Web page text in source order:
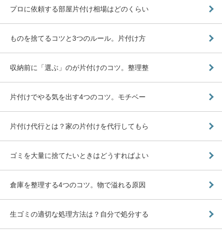
プロに依頼する部屋片付け相場はどのくらい
ものを捨てるコツと3つのルール。片付け方
収納前に「選ぶ」のが片付けのコツ。整理整
片付けでやる気を出す4つのコツ。モチベー
片付け代行とは？家の片付けを代行してもら
ゴミを大量に捨てたいときはどうすればよい
倉庫を整理する4つのコツ。物で溢れる原因
生ゴミの適切な処理方法は？自分で処分する